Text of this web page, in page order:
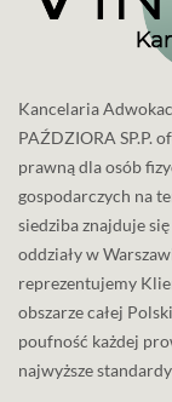
Kancelaria
PAŹDZIORA SP.P.
prawną dla osób
gospodarczych na
siedziba znajduje
oddziały w
reprezentujemy
obszarze całej
poufność każdej
najwyższe